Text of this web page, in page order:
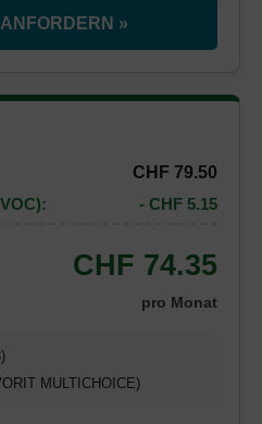
»
CHF 79.50
- CHF 5.15
CHF 74.35
pro Monat
MULTICHOICE)